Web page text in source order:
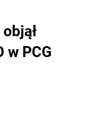
w PCG